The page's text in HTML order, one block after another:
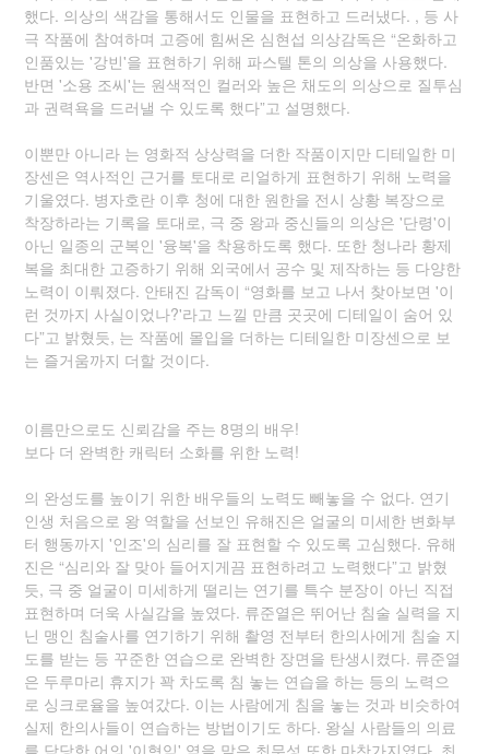
했다. 의상의 색감을 통해서도 인물을 표현하고 드러냈다. , 등 사
극 작품에 참여하며 고증에 힘써온 심현섭 의상감독은 “온화하고
인품있는 '강빈'을 표현하기 위해 파스텔 톤의 의상을 사용했다.
반면 '소용 조씨'는 원색적인 컬러와 높은 채도의 의상으로 질투심
과 권력욕을 드러낼 수 있도록 했다”고 설명했다.
이뿐만 아니라 는 영화적 상상력을 더한 작품이지만 디테일한 미
장센은 역사적인 근거를 토대로 리얼하게 표현하기 위해 노력을
기울였다. 병자호란 이후 청에 대한 원한을 전시 상황 복장으로
착장하라는 기록을 토대로, 극 중 왕과 중신들의 의상은 '단령'이
아닌 일종의 군복인 '융복'을 착용하도록 했다. 또한 청나라 황제
복을 최대한 고증하기 위해 외국에서 공수 및 제작하는 등 다양한
노력이 이뤄졌다. 안태진 감독이 “영화를 보고 나서 찾아보면 '이
런 것까지 사실이었나?'라고 느낄 만큼 곳곳에 디테일이 숨어 있
다”고 밝혔듯, 는 작품에 몰입을 더하는 디테일한 미장센으로 보
는 즐거움까지 더할 것이다.
이름만으로도 신뢰감을 주는 8명의 배우!
보다 더 완벽한 캐릭터 소화를 위한 노력!
의 완성도를 높이기 위한 배우들의 노력도 빼놓을 수 없다. 연기
인생 처음으로 왕 역할을 선보인 유해진은 얼굴의 미세한 변화부
터 행동까지 '인조'의 심리를 잘 표현할 수 있도록 고심했다. 유해
진은 “심리와 잘 맞아 들어지게끔 표현하려고 노력했다”고 밝혔
듯, 극 중 얼굴이 미세하게 떨리는 연기를 특수 분장이 아닌 직접
표현하며 더욱 사실감을 높였다. 류준열은 뛰어난 침술 실력을 지
닌 맹인 침술사를 연기하기 위해 촬영 전부터 한의사에게 침술 지
도를 받는 등 꾸준한 연습으로 완벽한 장면을 탄생시켰다. 류준열
은 두루마리 휴지가 꽉 차도록 침 놓는 연습을 하는 등의 노력으
로 싱크로율을 높여갔다. 이는 사람에게 침을 놓는 것과 비슷하여
실제 한의사들이 연습하는 방법이기도 하다. 왕실 사람들의 의료